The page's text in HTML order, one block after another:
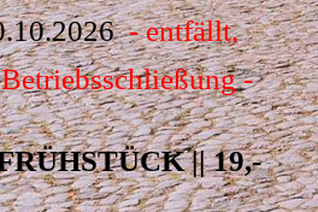
- entfällt,
-
|| 19,-